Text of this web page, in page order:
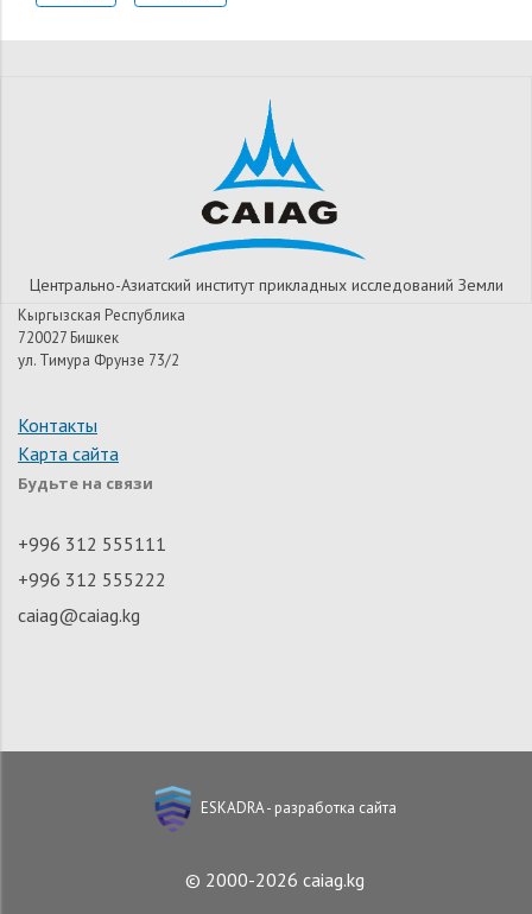
Центрально-Азиатский институт прикладных исследований Земли
Кыргызская Республика
720027 Бишкек
ул. Тимура Фрунзе 73/2
Контакты
Карта сайта
Будьте на связи
+996 312 555111
+996 312 555222
caiag@caiag.kg
ESKADRA - разработка сайта
© 2000-2026 caiag.kg